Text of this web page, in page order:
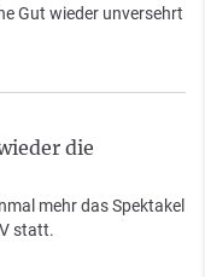
Gut wieder unversehrt
die
mehr das Spektakel
statt.